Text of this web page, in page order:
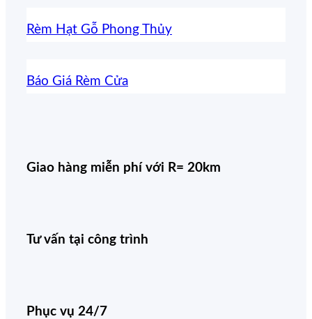
Rèm Hạt Gỗ Phong Thủy
Báo Giá Rèm Cửa
Giao hàng miễn phí với R= 20km
Tư vấn tại công trình
Phục vụ 24/7